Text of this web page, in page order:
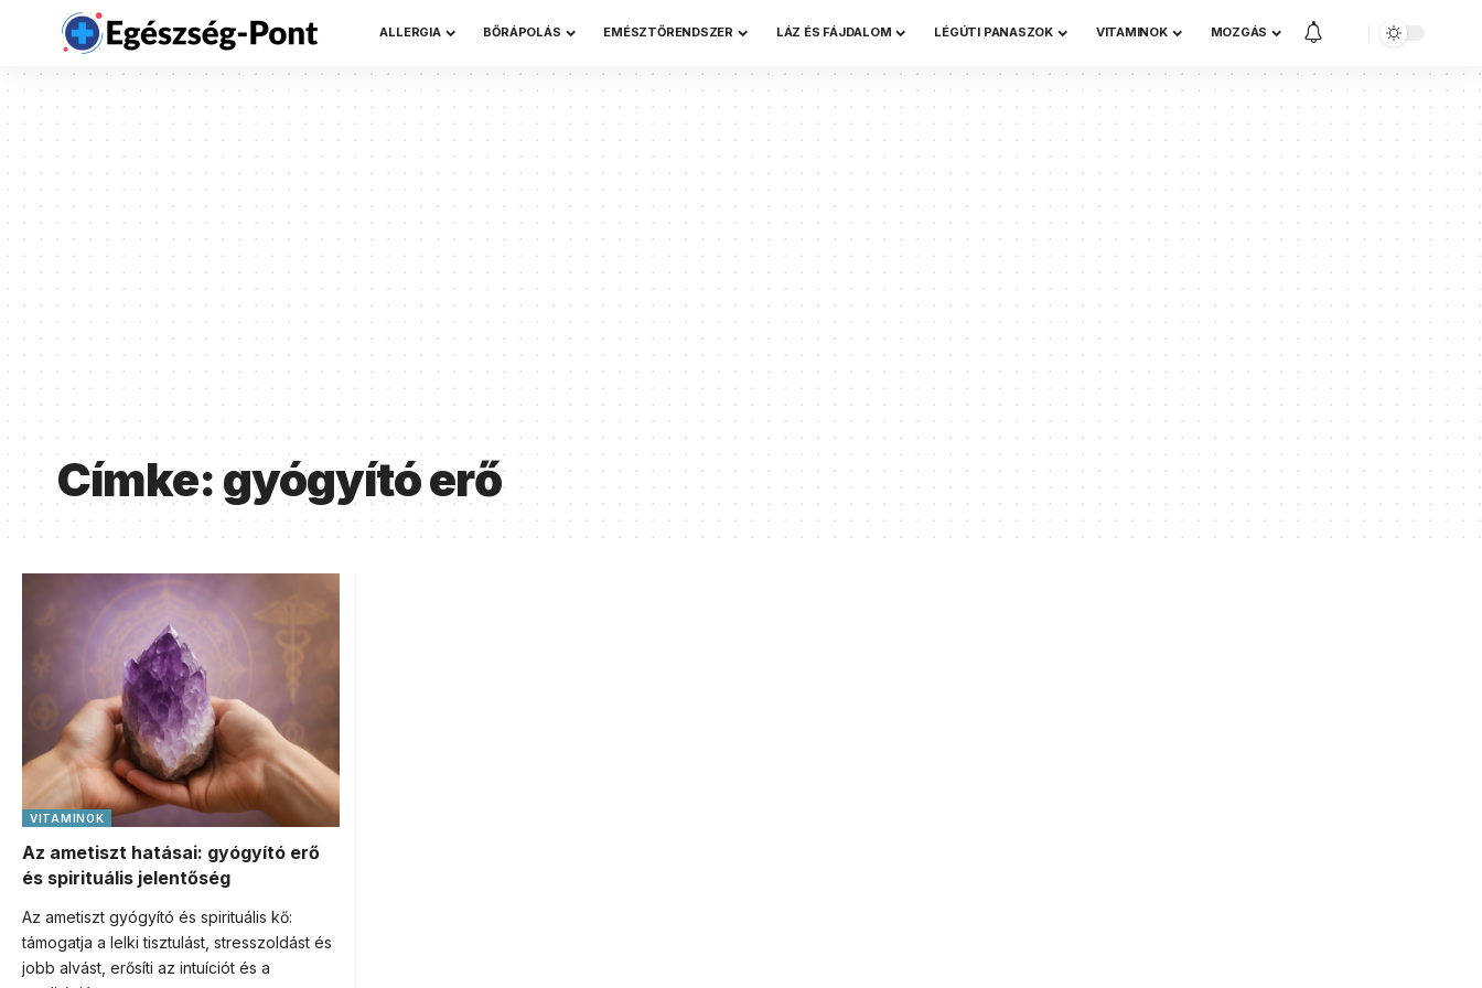
ALLERGIA BŐRÁPOLÁS EMÉSZTŐRENDSZER LÁZ ÉS FÁJDALOM LÉGÚTI PANASZOK VITAMINOK MOZGÁS
Címke:gyógyító erő
VITAMINOK
Az ametiszt hatásai: gyógyító erő
és spirituális jelentőség
Az ametiszt gyógyító és spirituális kő:
támogatja a lelki tisztulást, stresszoldást és
jobb alvást, erősíti az intuíciót és a